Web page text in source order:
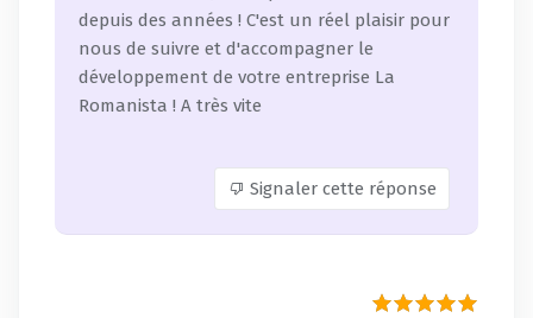
depuis des années ! C'est un réel plaisir pour
nous de suivre et d'accompagner le
développement de votre entreprise La
Romanista ! A très vite
Signaler cette réponse